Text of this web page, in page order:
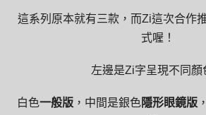
這系列原本就有三款，而Zi這次合作
式喔！
左邊是Zi字呈現不同顏
白色一般版 ，中間是銀色隱形眼鏡版